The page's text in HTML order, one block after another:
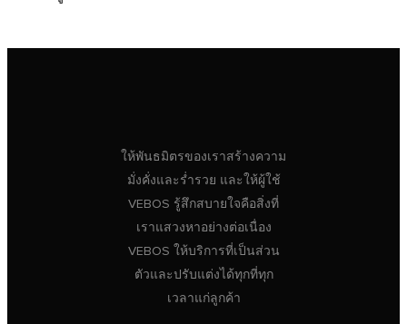
ให้พันธมิตรของเราสร้างความ
มั่งคั่งและร่ำรวย และให้ผู้ใช้
VEBOS รู้สึกสบายใจคือสิ่งที่
เราแสวงหาอย่างต่อเนื่อง
VEBOS ให้บริการที่เป็นส่วน
ตัวและปรับแต่งได้ทุกที่ทุก
เวลาแก่ลูกค้า